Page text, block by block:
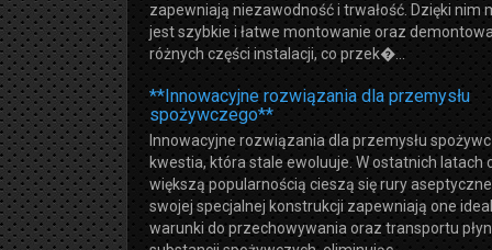
zapewniają niezawodność i trwałość. Dzięki nim
jest szybkie i łatwe montowanie oraz
różnych części instalacji, co przek�...
**Innowacyjne rozwiązania dla przemysłu
spożywczego**
Innowacyjne rozwiązania dla przemysłu
kwestia, która stale ewoluuje. W ostatnich latach
większą popularnością cieszą się rury
swojej specjalnej konstrukcji zapewniają one
warunki do przechowywania oraz transportu